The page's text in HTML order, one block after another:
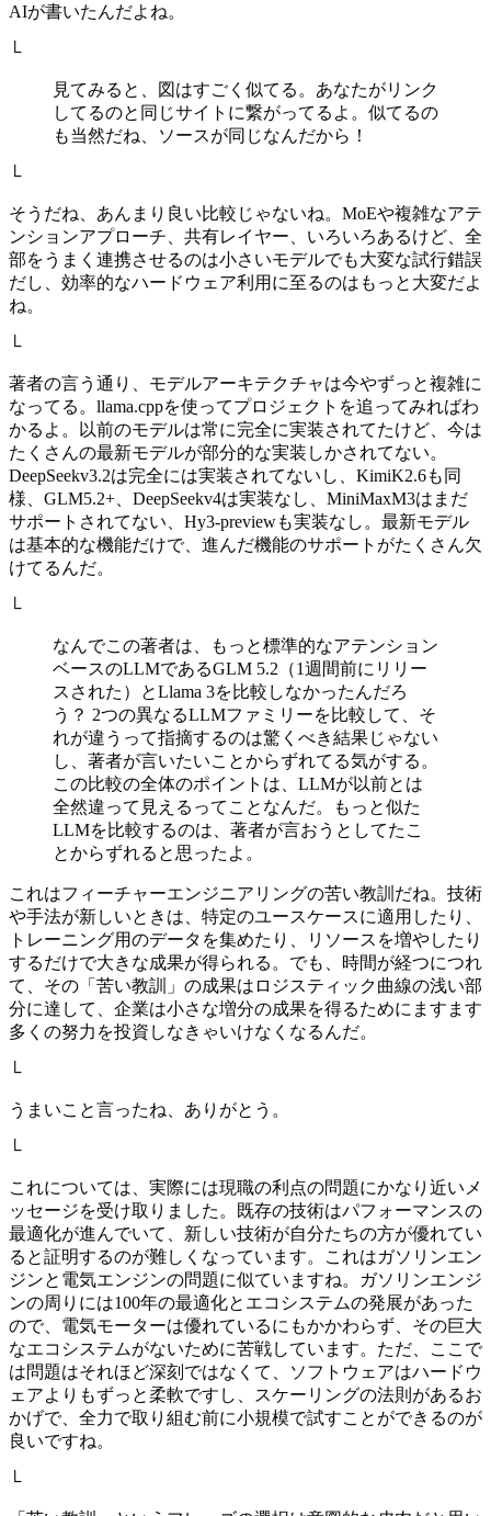
AIが書いたんだよね。
└
見てみると、図はすごく似てる。あなたがリンク
してるのと同じサイトに繋がってるよ。似てるの
も当然だね、ソースが同じなんだから！
└
そうだね、あんまり良い比較じゃないね。MoEや複雑なアテ
ンションアプローチ、共有レイヤー、いろいろあるけど、全
部をうまく連携させるのは小さいモデルでも大変な試行錯誤
だし、効率的なハードウェア利用に至るのはもっと大変だよ
ね。
└
著者の言う通り、モデルアーキテクチャは今やずっと複雑に
なってる。llama.cppを使ってプロジェクトを追ってみればわ
かるよ。以前のモデルは常に完全に実装されてたけど、今は
たくさんの最新モデルが部分的な実装しかされてない。
DeepSeekv3.2は完全には実装されてないし、KimiK2.6も同
様、GLM5.2+、DeepSeekv4は実装なし、MiniMaxM3はまだ
サポートされてない、Hy3-previewも実装なし。最新モデル
は基本的な機能だけで、進んだ機能のサポートがたくさん欠
けてるんだ。
└
なんでこの著者は、もっと標準的なアテンション
ベースのLLMであるGLM 5.2（1週間前にリリー
スされた）とLlama 3を比較しなかったんだろ
う？ 2つの異なるLLMファミリーを比較して、そ
れが違うって指摘するのは驚くべき結果じゃない
し、著者が言いたいことからずれてる気がする。
この比較の全体のポイントは、LLMが以前とは
全然違って見えるってことなんだ。もっと似た
LLMを比較するのは、著者が言おうとしてたこ
とからずれると思ったよ。
これはフィーチャーエンジニアリングの苦い教訓だね。技術
や手法が新しいときは、特定のユースケースに適用したり、
トレーニング用のデータを集めたり、リソースを増やしたり
するだけで大きな成果が得られる。でも、時間が経つにつれ
て、その「苦い教訓」の成果はロジスティック曲線の浅い部
分に達して、企業は小さな増分の成果を得るためにますます
多くの努力を投資しなきゃいけなくなるんだ。
└
うまいこと言ったね、ありがとう。
└
これについては、実際には現職の利点の問題にかなり近いメ
ッセージを受け取りました。既存の技術はパフォーマンスの
最適化が進んでいて、新しい技術が自分たちの方が優れてい
ると証明するのが難しくなっています。これはガソリンエン
ジンと電気エンジンの問題に似ていますね。ガソリンエンジ
ンの周りには100年の最適化とエコシステムの発展があった
ので、電気モーターは優れているにもかかわらず、その巨大
なエコシステムがないために苦戦しています。ただ、ここで
は問題はそれほど深刻ではなくて、ソフトウェアはハードウ
ェアよりもずっと柔軟ですし、スケーリングの法則があるお
かげで、全力で取り組む前に小規模で試すことができるのが
良いですね。
└